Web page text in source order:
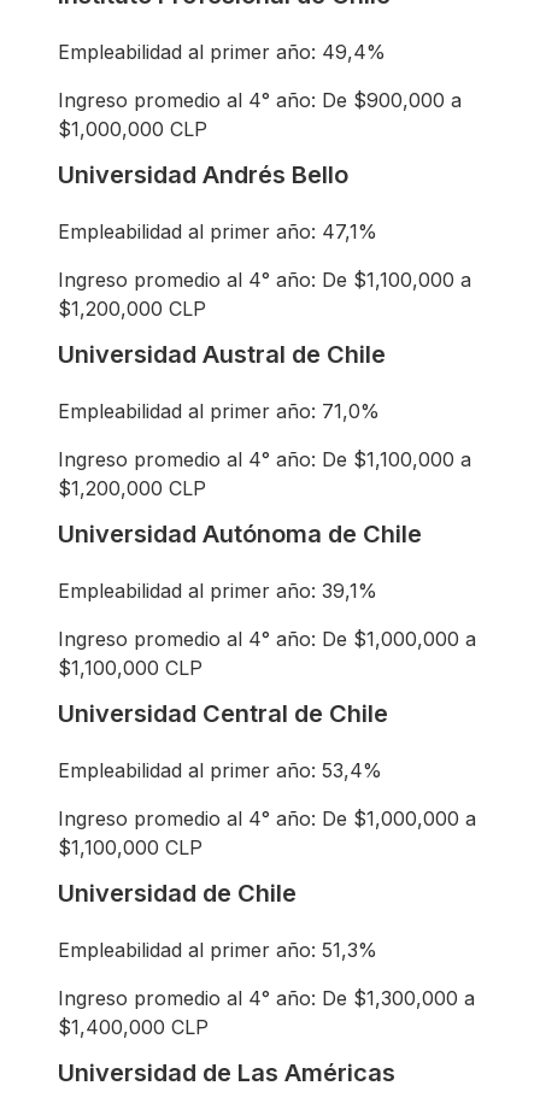
Empleabilidad al primer año: 49,4%
Ingreso promedio al 4° año: De $900,000 a
$1,000,000 CLP
Universidad Andrés Bello
Empleabilidad al primer año: 47,1%
Ingreso promedio al 4° año: De $1,100,000 a
$1,200,000 CLP
Universidad Austral de Chile
Empleabilidad al primer año: 71,0%
Ingreso promedio al 4° año: De $1,100,000 a
$1,200,000 CLP
Universidad Autónoma de Chile
Empleabilidad al primer año: 39,1%
Ingreso promedio al 4° año: De $1,000,000 a
$1,100,000 CLP
Universidad Central de Chile
Empleabilidad al primer año: 53,4%
Ingreso promedio al 4° año: De $1,000,000 a
$1,100,000 CLP
Universidad de Chile
Empleabilidad al primer año: 51,3%
Ingreso promedio al 4° año: De $1,300,000 a
$1,400,000 CLP
Universidad de Las Américas